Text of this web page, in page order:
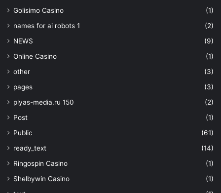
Golisimo Casino
(1)
names for ai robots 1
(2)
NEWS
(9)
Online Casino
(1)
other
(3)
pages
(3)
plyas-media.ru 150
(2)
Post
(1)
Public
(61)
ready_text
(14)
Ringospin Casino
(1)
Shelbywin Casino
(1)